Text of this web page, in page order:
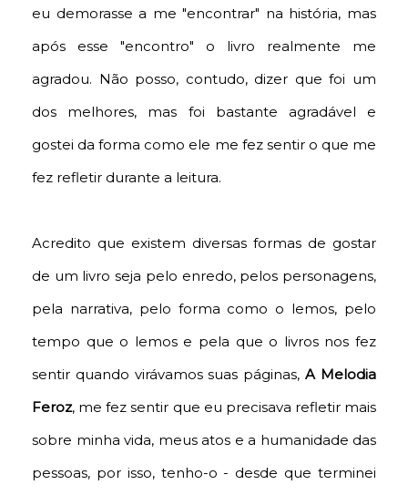
eu demorasse a me "encontrar" na história, mas
após esse "encontro" o livro realmente me
agradou. Não posso, contudo, dizer que foi um
dos melhores, mas foi bastante agradável e
gostei da forma como ele me fez sentir o que me
fez refletir durante a leitura.
Acredito que existem diversas formas de gostar
de um livro seja pelo enredo, pelos personagens,
pela narrativa, pelo forma como o lemos, pelo
tempo que o lemos e pela que o livros nos fez
sentir quando virávamos suas páginas,A Melodia
Feroz, me fez sentir que eu precisava refletir mais
sobre minha vida, meus atos e a humanidade das
pessoas, por isso, tenho-o - desde que terminei